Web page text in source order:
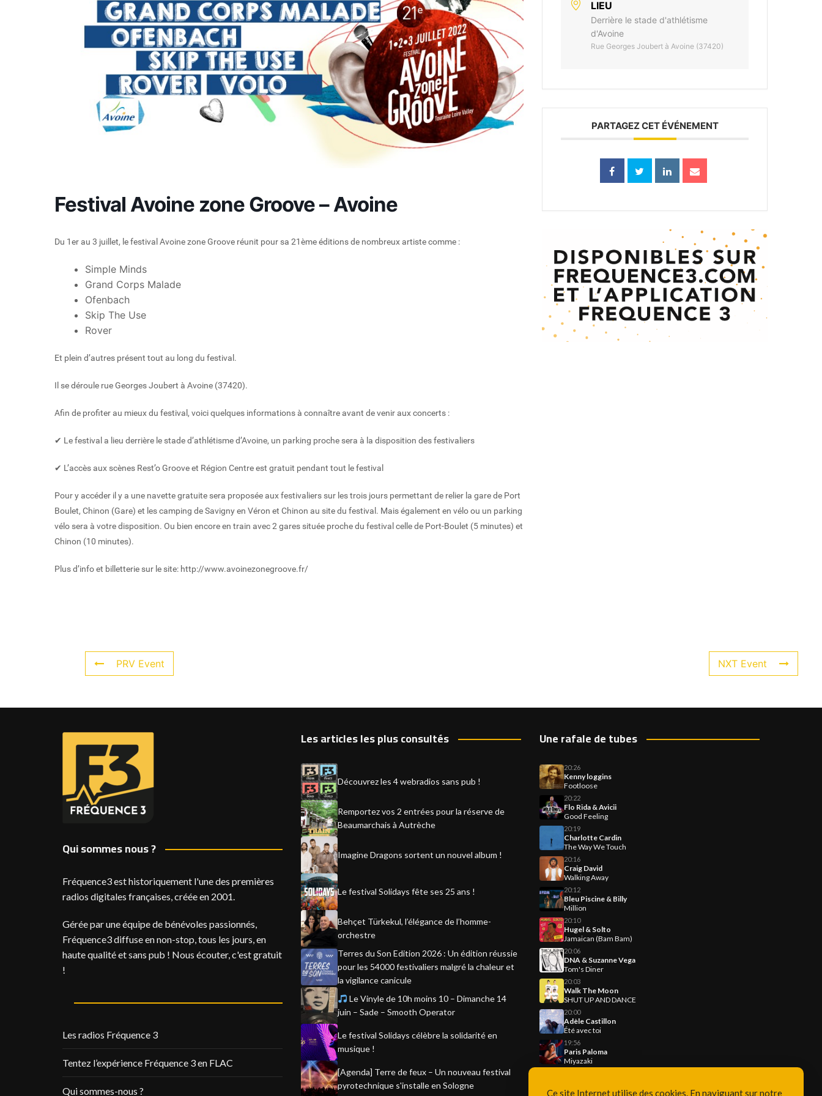
Fréquence 3 Urban
Fréquence 3 World
Festival Avoine zone Groove – Avoine
Du 1er au 3 juillet, le festival Avoine zone Groove réunit pour sa 21ème éditions de nombreux artiste comme :
Simple Minds
Grand Corps Malade
Ofenbach
Skip The Use
Rover
Et plein d’autres présent tout au long du festival.
Il se déroule rue Georges Joubert à Avoine (37420).
Afin de profiter au mieux du festival, voici quelques informations à connaître avant de venir aux concerts :
✔ Le festival a lieu derrière le stade d’athlétisme d’Avoine, un parking proche sera à la disposition des festivaliers
✔ L’accès aux scènes Rest’o Groove et Région Centre est gratuit pendant tout le festival
Pour y accéder il y a une navette gratuite sera proposée aux festivaliers sur les trois jours permettant de relier la gare de Port
Boulet, Chinon (Gare) et les camping de Savigny en Véron et Chinon au site du festival. Mais également en vélo ou un parking
vélo sera à votre disposition. Ou bien encore en train avec 2 gares située proche du festival celle de Port-Boulet (5 minutes) et
Chinon (10 minutes).
Plus d’info et billetterie sur le site: http://www.avoinezonegroove.fr/
LIEU
Derrière le stade d'athlétisme
d'Avoine
Rue Georges Joubert à Avoine (37420)
PARTAGEZ CET ÉVÉNEMENT
PRV Event NXT Event
Qui sommes nous ?
Fréquence3 est historiquement l'une des premières
radios digitales françaises, créée en 2001.
Gérée par une équipe de bénévoles passionnés,
Fréquence3 diffuse en non-stop, tous les jours, en
haute qualité et sans pub ! Nous écouter, c'est gratuit
!
Les radios Fréquence 3
Tentez l’expérience Fréquence 3 en FLAC
Qui sommes-nous ?
Les articles les plus consultés
Découvrez les 4 webradios sans pub !
Remportez vos 2 entrées pour la réserve de
Beaumarchais à Autrèche
Imagine Dragons sortent un nouvel album !
Le festival Solidays fête ses 25 ans !
Behçet Türkekul, l’élégance de l’homme-
orchestre
Terres du Son Edition 2026 : Un édition réussie
pour les 54000 festivaliers malgré la chaleur et
la vigilance canicule
Le Vinyle de 10h moins 10 – Dimanche 14
juin – Sade – Smooth Operator
Le festival Solidays célèbre la solidarité en
musique !
[Agenda] Terre de feux – Un nouveau festival
pyrotechnique s'installe en Sologne
Une rafale de tubes
20:26
Kenny loggins
Footloose
20:22
Flo Rida & Avicii
Good Feeling
20:19
Charlotte Cardin
The Way We Touch
20:16
Craig David
Walking Away
20:12
Bleu Piscine & Billy
Million
20:10
Hugel & Solto
Jamaican (Bam Bam)
20:06
DNA & Suzanne Vega
Tom's Diner
20:03
Walk The Moon
SHUT UP AND DANCE
20:00
Adèle Castillon
Été avec toi
19:56
Paris Paloma
Miyazaki
Ce site Internet utilise des cookies. En naviguant sur notre